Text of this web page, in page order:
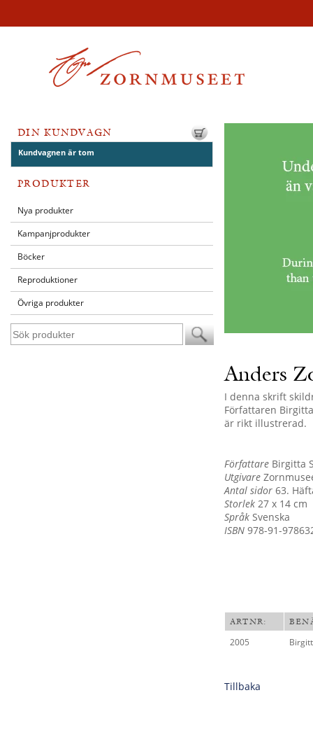
DIN KUNDVAGN
Kundvagnen är tom
PRODUKTER
Nya produkter
Kampanjprodukter
Böcker
Reproduktioner
Övriga produkter
Anders
I denna skrift
Författaren
är rikt illustrerad.
Författare Birgitta
Utgivare
Antal sidor 63.
Storlek 27 x 14 cm
Språk Svenska
ISBN 978-91-
ARTNR:
2005
Tillbaka